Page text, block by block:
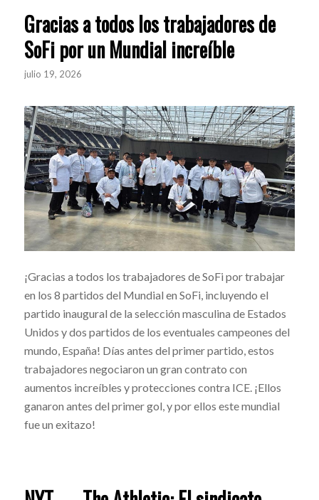
Gracias a todos los trabajadores de
SoFi por un Mundial increíble
julio 19, 2026
¡Gracias a todos los trabajadores de SoFi por trabajar
en los 8 partidos del Mundial en SoFi, incluyendo el
partido inaugural de la selección masculina de Estados
Unidos y dos partidos de los eventuales campeones del
mundo, España! Días antes del primer partido, estos
trabajadores negociaron un gran contrato con
aumentos increíbles y protecciones contra ICE. ¡Ellos
ganaron antes del primer gol, y por ellos este mundial
fue un exitazo!